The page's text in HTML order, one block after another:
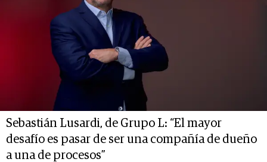
Sebastián Lusardi, de Grupo L: “El mayor
desafío es pasar de ser una compañía de dueño
a una de procesos”